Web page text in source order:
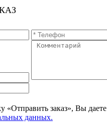
«Отправить заказ», Вы даете
данных.